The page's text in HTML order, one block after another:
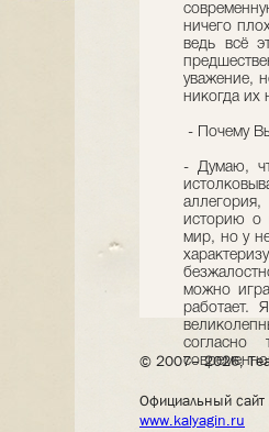
ничего
ведь всё
уважение,
никогда их
- Почему
- Думаю,
историю о
мир, но у
можно
работает.
согласно
© 2007– 2026,
Официальный сайт
www.kalyagin.ru